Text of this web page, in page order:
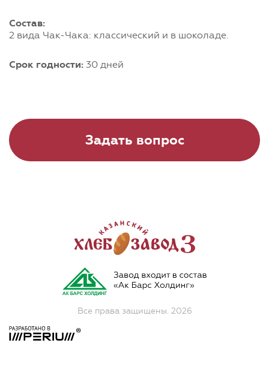
Состав:
2 вида Чак-Чака: классический и в шоколаде.
Срок годности: 30 дней
Задать вопрос
Все права защищены. 2026